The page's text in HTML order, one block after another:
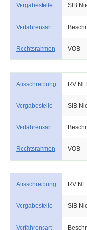
Vergabestelle SIB
Verfahrensart
Rechtsrahmen VOB
Ausschreibung RV Nl
Vergabestelle SIB
Verfahrensart
Rechtsrahmen VOB
Ausschreibung RV
Vergabestelle SIB
Verfahrensart